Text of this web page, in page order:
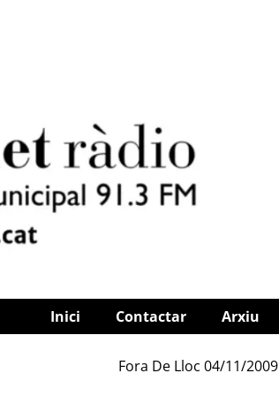
Inici Contactar Arxiu
Fora De Lloc 04/11/2009